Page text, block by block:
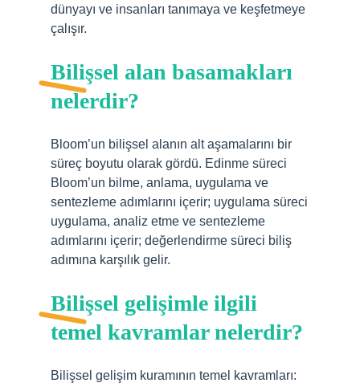
dünyayı ve insanları tanımaya ve keşfetmeye
çalışır.
Bilişsel alan basamakları
nelerdir?
Bloom’un bilişsel alanın alt aşamalarını bir
süreç boyutu olarak gördü. Edinme süreci
Bloom’un bilme, anlama, uygulama ve
sentezleme adımlarını içerir; uygulama süreci
uygulama, analiz etme ve sentezleme
adımlarını içerir; değerlendirme süreci biliş
adımına karşılık gelir.
Bilişsel gelişimle ilgili
temel kavramlar nelerdir?
Bilişsel gelişim kuramının temel kavramları: